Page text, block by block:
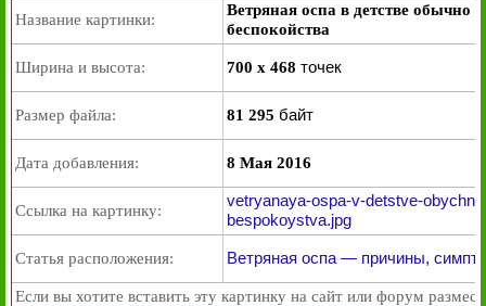
Название картинки:
Ветряная оспа в детстве обычно
беспокойства
Ширина и высота: 700 x 468 точек
Размер файла: 81 295 байт
Дата добавления: 8 Мая 2016
Ссылка на картинку:
vetryanaya-ospa-v-detstve-
bespokoystva.jpg
Статья расположения: Ветряная оспа — причины,
Если вы хотите вставить эту картинку на сайт или форум